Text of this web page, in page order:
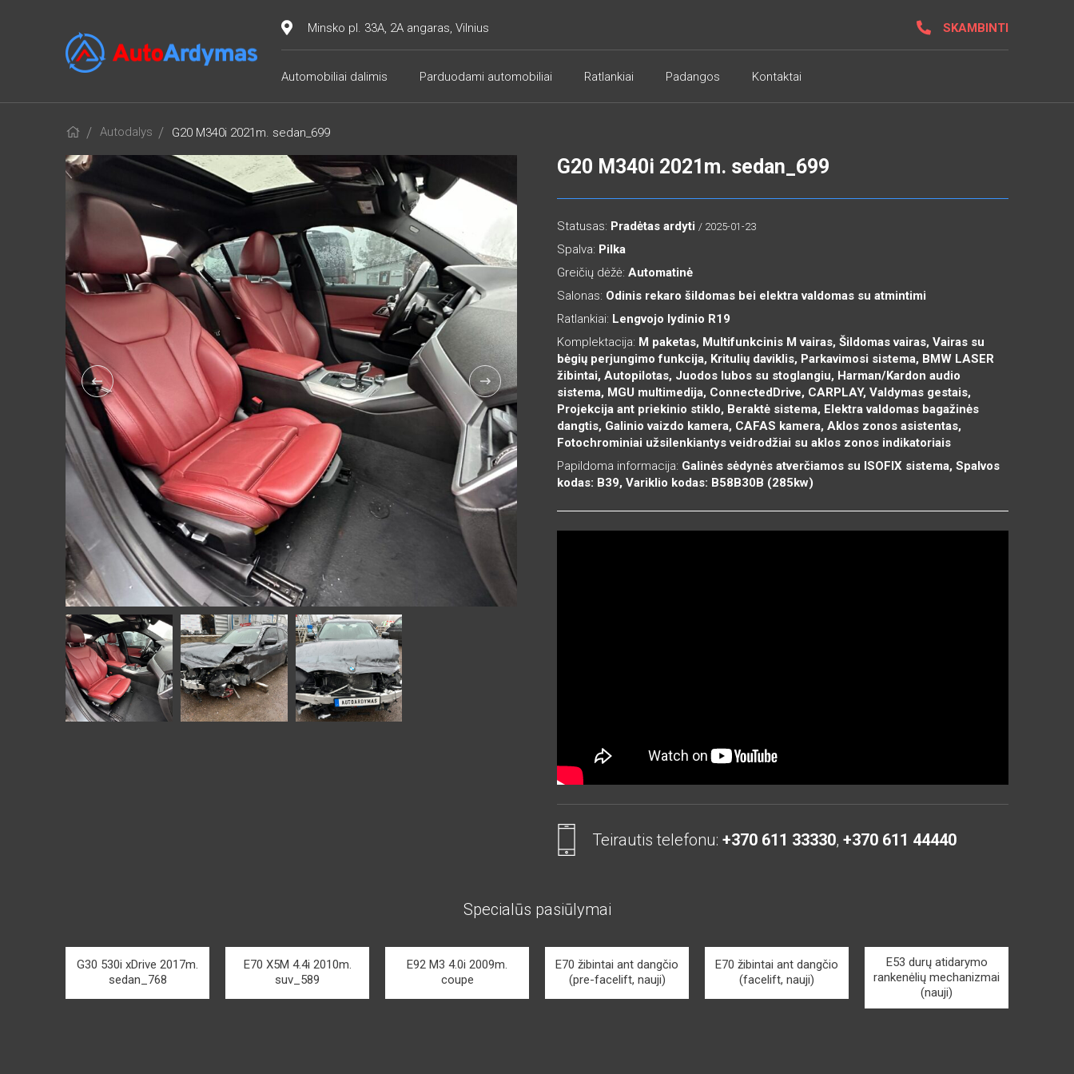
Minsko pl. 33A, 2A angaras, Vilnius SKAMBINTI
Automobiliai dalimis Parduodami automobiliai Ratlankiai Padangos Kontaktai
Autodalys G20 M340i 2021m. sedan_699
G20 M340i 2021m. sedan_699
Statusas: Pradėtas ardyti / 2025-01-23
Spalva: Pilka
Greičių dėžė: Automatinė
Salonas: Odinis rekaro šildomas bei elektra valdomas su atmintimi
Ratlankiai: Lengvojo lydinio R19
Komplektacija: M paketas, Multifunkcinis M vairas, Šildomas vairas, Vairas su
bėgių perjungimo funkcija, Kritulių daviklis, Parkavimosi sistema, BMW LASER
žibintai, Autopilotas, Juodos lubos su stoglangiu, Harman/Kardon audio
sistema, MGU multimedija, ConnectedDrive, CARPLAY, Valdymas gestais,
Projekcija ant priekinio stiklo, Beraktė sistema, Elektra valdomas bagažinės
dangtis, Galinio vaizdo kamera, CAFAS kamera, Aklos zonos asistentas,
Fotochrominiai užsilenkiantys veidrodžiai su aklos zonos indikatoriais
Papildoma informacija: Galinės sėdynės atverčiamos su ISOFIX sistema, Spalvos
kodas: B39, Variklio kodas: B58B30B (285kw)
Teirautis telefonu: +370 611 33330, +370 611 44440
Specialūs pasiūlymai
G30 530i xDrive 2017m.
sedan_768
E70 X5M 4.4i 2010m.
suv_589
E92 M3 4.0i 2009m.
coupe
E70 žibintai ant dangčio
(pre-facelift, nauji)
E70 žibintai ant dangčio
(facelift, nauji)
E53 durų atidarymo
rankenėlių mechanizmai
(nauji)